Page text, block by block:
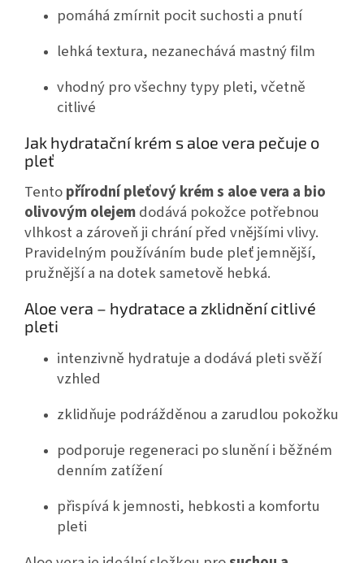
pomáhá zmírnit pocit suchosti a pnutí
lehká textura, nezanechává mastný film
vhodný pro všechny typy pleti, včetně
citlivé
Jak hydratační krém s aloe vera pečuje o
pleť
Tentopřírodní pleťový krém s aloe vera a bio
olivovým olejemdodává pokožce potřebnou
vlhkost a zároveň ji chrání před vnějšími vlivy.
Pravidelným používáním bude pleť jemnější,
pružnější a na dotek sametově hebká.
Aloe vera – hydratace a zklidnění citlivé
pleti
intenzivně hydratuje a dodává pleti svěží
vzhled
zklidňuje podrážděnou a zarudlou pokožku
podporuje regeneraci po slunění i běžném
denním zatížení
přispívá k jemnosti, hebkosti a komfortu
pleti